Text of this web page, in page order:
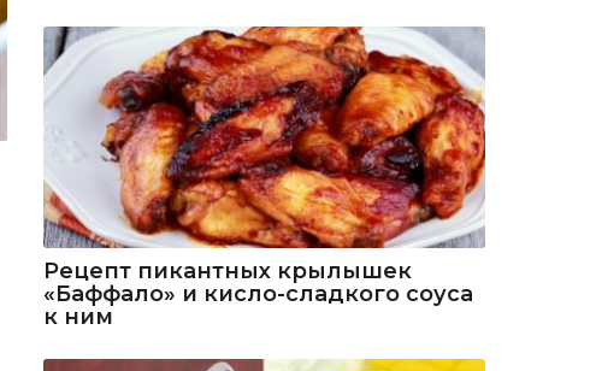
Рецепт пикантных крылышек
«Баффало» и кисло-сладкого соуса
к ним